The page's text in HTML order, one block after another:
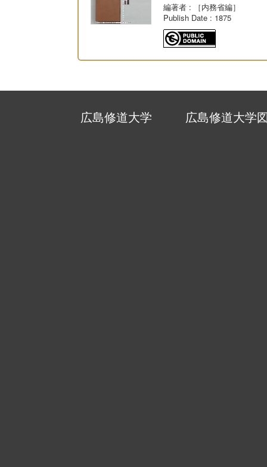
編著者 : ［内務省編］
Publish Date : 1875
広島修道大学 広島修道大学